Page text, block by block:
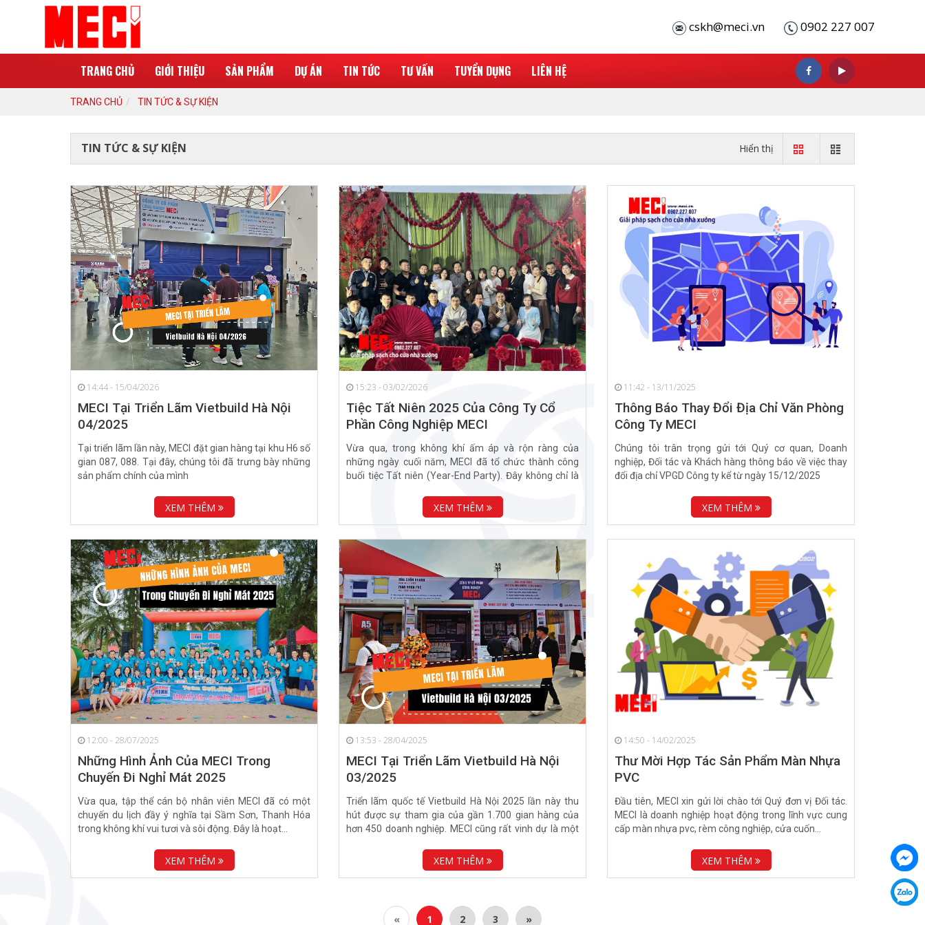
cskh@meci.vn 0902 227 007
TRANG CHỦ GIỚI THIỆU SẢN PHẨM DỰ ÁN TIN TỨC TƯ VẤN TUYỂN DỤNG LIÊN HỆ
TRANG CHỦ TIN TỨC & SỰ KIỆN
TIN TỨC & SỰ KIỆN Hiển thị
14:44 - 15/04/2026
MECI Tại Triển Lãm Vietbuild Hà Nội
04/2025
Tại triển lãm lần này, MECI đặt gian hàng tại khu H6 số
gian 087, 088. Tại đây, chúng tôi đã trưng bày những
sản phẩm chính của mình
XEM THÊM
15:23 - 03/02/2026
Tiệc Tất Niên 2025 Của Công Ty Cổ
Phần Công Nghiệp MECI
Vừa qua, trong không khí ấm áp và rộn ràng của
những ngày cuối năm, MECI đã tổ chức thành công
buổi tiệc Tất niên (Year-End Party). Đây không chỉ là
XEM THÊM
11:42 - 13/11/2025
Thông Báo Thay Đổi Địa Chỉ Văn Phòng
Công Ty MECI
Chúng tôi trân trọng gửi tới Quý cơ quan, Doanh
nghiệp, Đối tác và Khách hàng thông báo về việc thay
đổi địa chỉ VPGD Công ty kể từ ngày 15/12/2025
XEM THÊM
12:00 - 28/07/2025
Những Hình Ảnh Của MECI Trong
Chuyến Đi Nghỉ Mát 2025
Vừa qua, tập thể cán bộ nhân viên MECI đã có một
chuyến du lịch đầy ý nghĩa tại Sầm Sơn, Thanh Hóa
trong không khí vui tươi và sôi động. Đây là hoạt...
XEM THÊM
13:53 - 28/04/2025
MECI Tại Triển Lãm Vietbuild Hà Nội
03/2025
Triển lãm quốc tế Vietbuild Hà Nội 2025 lần này thu
hút được sự tham gia của gần 1.700 gian hàng của
hơn 450 doanh nghiệp. MECI cũng rất vinh dự là một
XEM THÊM
14:50 - 14/02/2025
Thư Mời Hợp Tác Sản Phẩm Màn Nhựa
PVC
Đầu tiên, MECI xin gửi lời chào tới Quý đơn vị Đối tác.
MECI là doanh nghiệp hoạt động trong lĩnh vực cung
cấp màn nhựa pvc, rèm công nghiệp, cửa cuốn...
XEM THÊM
« 1 2 3 »